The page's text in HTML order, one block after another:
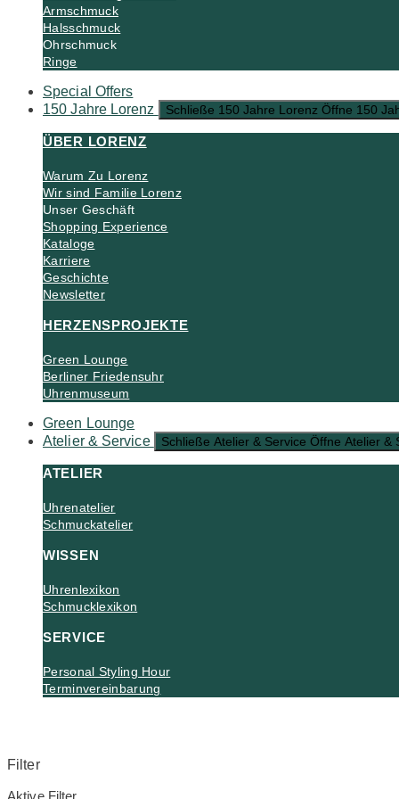
Armschmuck
Halsschmuck
Ohrschmuck
Ringe
Special Offers
150 Jahre Lorenz
Schließe 150 Jahre Lorenz Öffne 150
ÜBER LORENZ
Warum Zu Lorenz
Wir sind Familie Lorenz
Unser Geschäft
Shopping Experience
Kataloge
Karriere
Geschichte
Newsletter
HERZENSPROJEKTE
Green Lounge
Berliner Friedensuhr
Uhrenmuseum
Green Lounge
Atelier & Service
Schließe Atelier & Service Öffne Atelier &
ATELIER
Uhrenatelier
Schmuckatelier
WISSEN
Uhrenlexikon
Schmucklexikon
SERVICE
Personal Styling Hour
Terminvereinbarung
Filter
Aktive Filter